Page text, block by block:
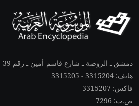
دمشق ـ الروضة ـ شارع قاسم أمين ـ رقم 39
هاتف: 3315204 - 3315205
فاكس: 3315207
ص.ب: 7296